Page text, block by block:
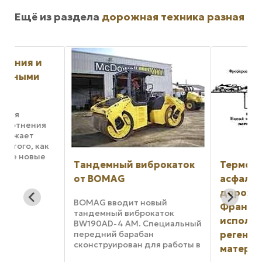
Ещё из раздела дорожная техника разная
Тандемный виброкаток
от BOMAG
BOMAG вводит новый
тандемный виброкаток
BW190AD-4 АМ. Специальный
передний барабан
сконструирован для работы в
дорожных
Франции.
использование
материалов на